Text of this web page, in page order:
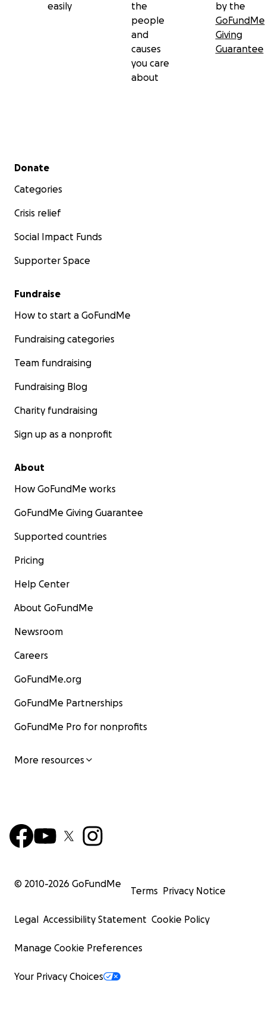
easily
the
people
and
causes
you care
about
by the
GoFundMe
Giving
Guarantee
Secondary menu
Donate
Categories
Crisis relief
Social Impact Funds
Supporter Space
Fundraise
How to start a GoFundMe
Fundraising categories
Team fundraising
Fundraising Blog
Charity fundraising
Sign up as a nonprofit
About
How GoFundMe works
GoFundMe Giving Guarantee
Supported countries
Pricing
Help Center
About GoFundMe
Newsroom
Careers
GoFundMe.org
GoFundMe Partnerships
GoFundMe Pro for nonprofits
More resources
© 2010-2026 GoFundMe
Terms Privacy Notice
Legal Accessibility Statement Cookie Policy
Manage Cookie Preferences
Your Privacy Choices